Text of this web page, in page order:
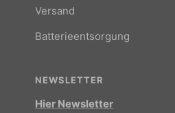
Versand
Batterieentsorgung
NEWSLETTER
Hier Newsletter